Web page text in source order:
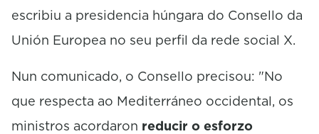
escribiu a presidencia húngara do Consello da
Unión Europea no seu perfil da rede social X.
Nun comunicado, o Consello precisou: "No
que respecta ao Mediterráneo occidental, os
ministros acordaron reducir o esforzo